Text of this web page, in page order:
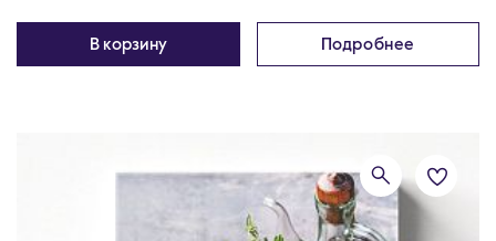
В корзину Подробнее